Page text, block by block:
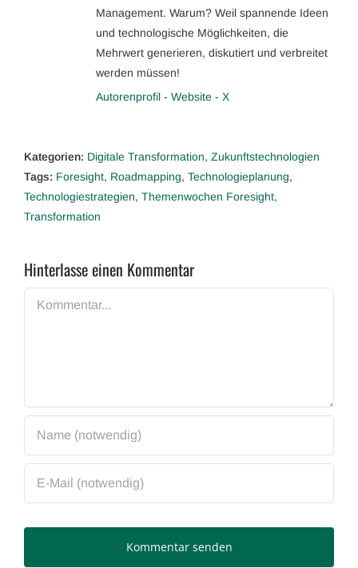
Management. Warum? Weil spannende Ideen
und technologische Möglichkeiten, die
Mehrwert generieren, diskutiert und verbreitet
werden müssen!
Autorenprofil - Website - X
Kategorien: Digitale Transformation, Zukunftstechnologien
Tags: Foresight, Roadmapping, Technologieplanung,
Technologiestrategien, Themenwochen Foresight,
Transformation
Hinterlasse einen Kommentar